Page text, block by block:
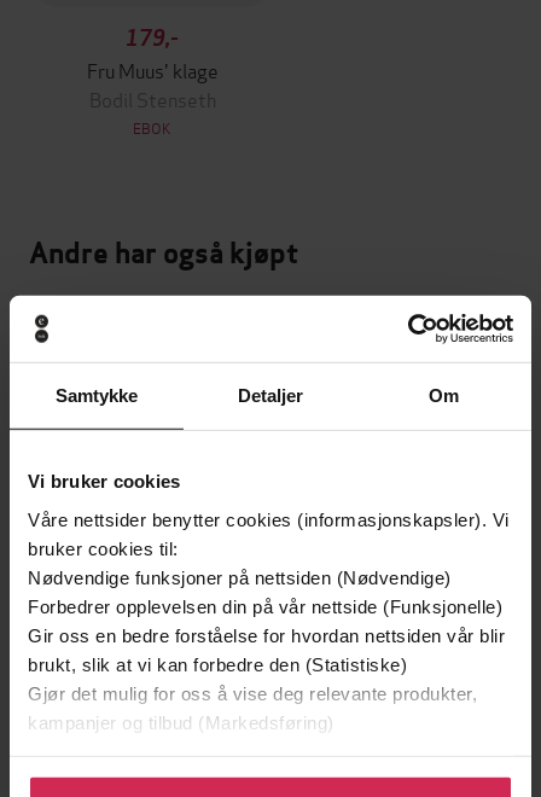
Samtykke Detaljer Om
Vi bruker cookies
Våre nettsider benytter cookies (informasjonskapsler). Vi
bruker cookies til:
Nødvendige funksjoner på nettsiden (Nødvendige)
Forbedrer opplevelsen din på vår nettside (Funksjonelle)
Gir oss en bedre forståelse for hvordan nettsiden vår blir
brukt, slik at vi kan forbedre den (Statistiske)
Gjør det mulig for oss å vise deg relevante produkter,
kampanjer og tilbud (Markedsføring)
Klikk på «Godta alle» for å gi oss ditt samtykke til å
179,-
Fru Muus' klage
Bodil Stenseth
EBOK
Andre har også kjøpt
349,-
Utskudd
EBOK
299,-
EBOK